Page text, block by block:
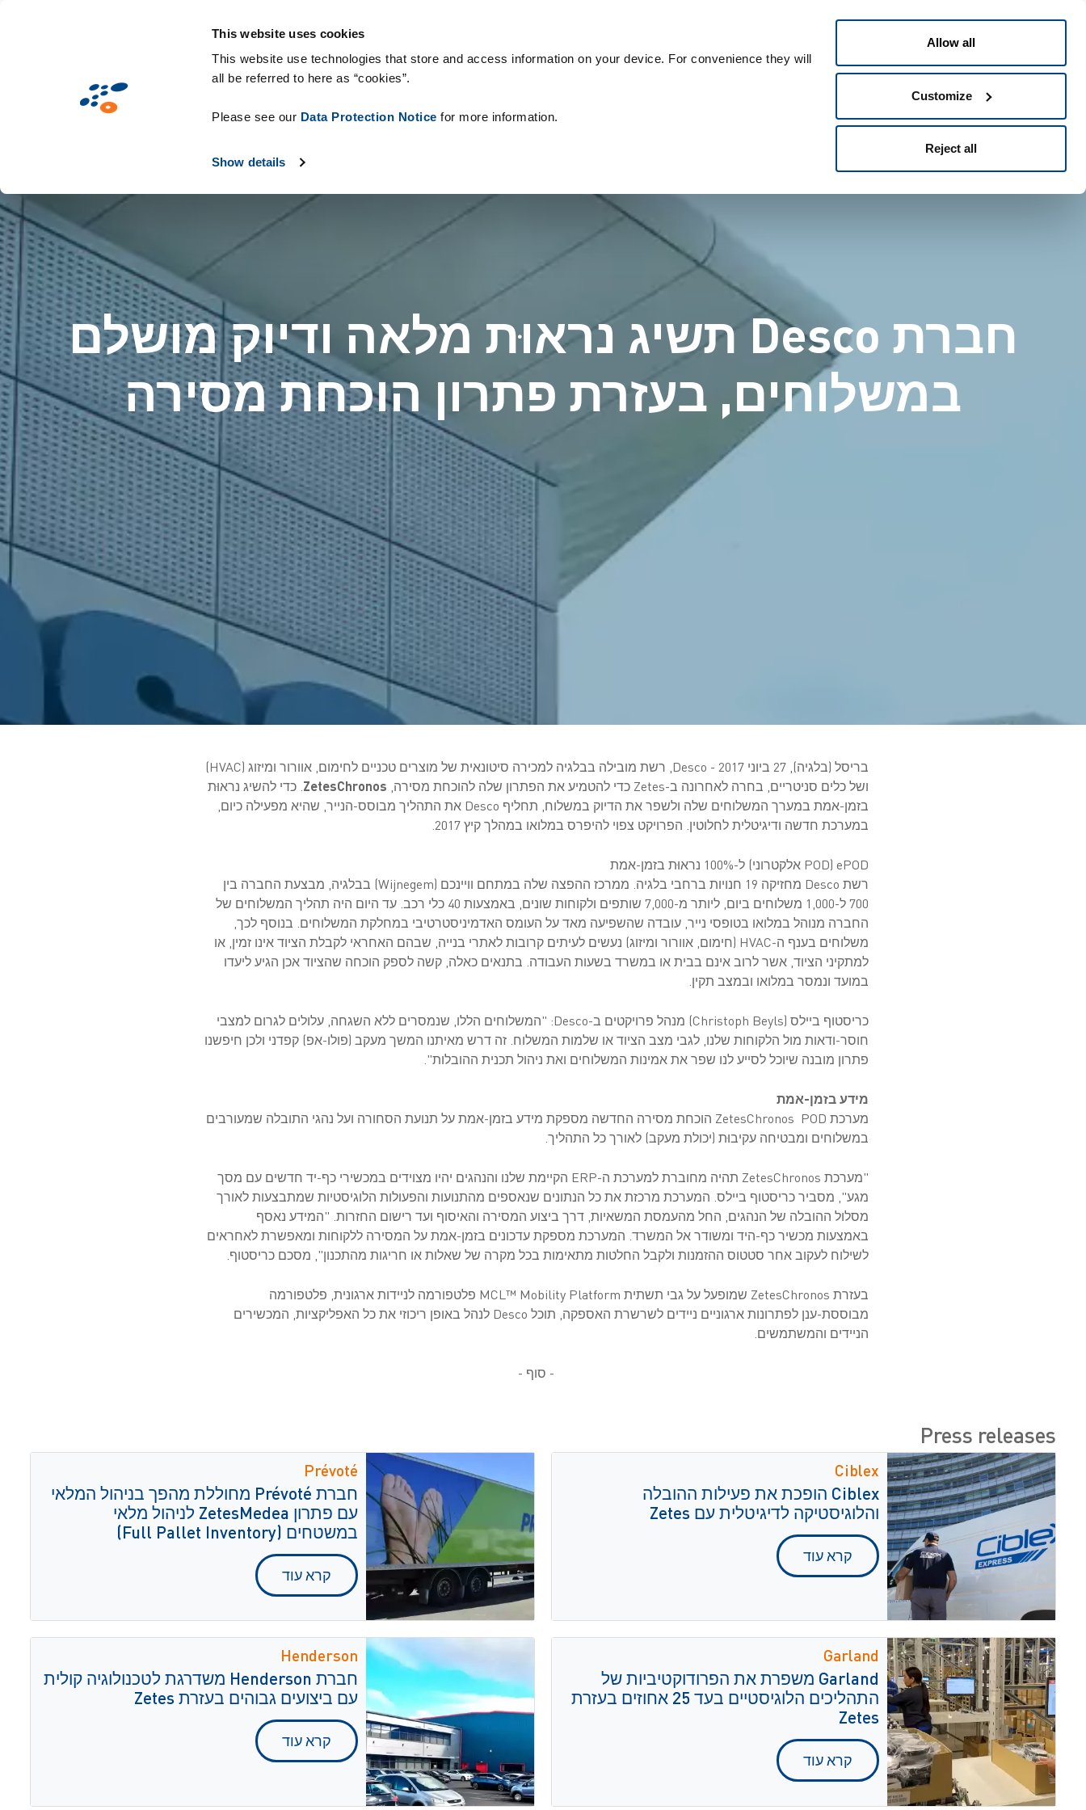
This website uses cookies
This website use technologies that store and access information on your device. For convenience they will
all be referred to here as “cookies”.
Please see our Data Protection Notice for more information.
Show details
Allow all
Customize
Reject all
העיקרי
חברת Desco תשיג נראוּת מלאה ודיוק מושלם
במשלוחים, בעזרת פתרון הוכחת מסירה
בריסל (בלגיה), 27 ביוני 2017 - Desco, רשת מובילה בבלגיה למכירה סיטונאית של מוצרים טכניים לחימום, אוורור ומיזוג (HVAC)
ושל כלים סניטריים, בחרה לאחרונה ב-Zetes כדי להטמיע את הפתרון שלה להוכחת מסירה,
ZetesChronos. כדי להשיג נראוּת
בזמן-אמת במערך המשלוחים שלה ולשפר את הדיוק במשלוח, תחליף Desco את התהליך מבוסס-הנייר, שהיא מפעילה כיום,
במערכת חדשה ודיגיטלית לחלוטין. הפרויקט צפוי להיפרס במלואו במהלך קיץ 2017.
ePOD‏ (POD אלקטרוני) ל-100% נראוּת בזמן-אמת
רשת Desco מחזיקה 19 חנויות ברחבי בלגיה. ממרכז ההפצה שלה במתחם וויינכם (Wijnegem) בבלגיה, מבצעת החברה בין
700 ל-1,000 משלוחים ביום, ליותר מ-7,000 שותפים ולקוחות שונים, באמצעות 40 כלי רכב. עד היום היה תהליך המשלוחים של
החברה מנוהל במלואו בטופסי נייר, עובדה שהשפיעה מאד על העומס האדמיניסטרטיבי במחלקת המשלוחים. בנוסף לכך,
משלוחים בענף ה-HVAC (חימום, אוורור ומיזוג) נעשים לעיתים קרובות לאתרי בנייה, שבהם האחראי לקבלת הציוד אינו זמין, או
למתקיני הציוד, אשר לרוב אינם בבית או במשרד בשעות העבודה. בתנאים כאלה, קשה לספק הוכחה שהציוד אכן הגיע ליעדו
במועד ונמסר במלואו ובמצב תקין.
כריסטוף ביילס (Christoph Beyls) מנהל פרויקטים ב-Desco: "המשלוחים הללו, שנמסרים ללא השגחה, עלולים לגרום למצבי
חוסר-ודאות מול הלקוחות שלנו, לגבי מצב הציוד או שלמות המשלוח. זה דרש מאיתנו המשך מעקב (פולו-אפ) קפדני ולכן חיפשנו
פתרון מובנה שיוכל לסייע לנו שפר את אמינות המשלוחים ואת ניהול תכנית ההובלות".
מידע בזמן-אמת
מערכת ZetesChronos POD הוכחת מסירה החדשה מספקת מידע בזמן-אמת על תנועת הסחורה ועל נהגי התובלה שמעורבים
במשלוחים ומבטיחה עקיבוּת (יכולת מעקב) לאורך כל התהליך.
"מערכת ZetesChronos תהיה מחוברת למערכת ה-ERP הקיימת שלנו והנהגים יהיו מצוידים במכשירי כף-יד חדשים עם מסך
מגע", מסביר כריסטוף ביילס. המערכת מרכזת את כל הנתונים שנאספים מהתנועות והפעולות הלוגיסטיות שמתבצעות לאורך
מסלול ההובלה של הנהגים, החל מהעמסת המשאיות, דרך ביצוע המסירה והאיסוף ועד רישום החזרות. "המידע נאסף
באמצעות מכשיר כף-היד ומשודר אל המשרד. המערכת מספקת עדכונים בזמן-אמת על המסירה ללקוחות ומאפשרת לאחראים
לשילוח לעקוב אחר סטטוס ההזמנות ולקבל החלטות מתאימות בכל מקרה של שאלות או חריגות מהתכנון", מסכם כריסטוף.
בעזרת ZetesChronos שמופעל על גבי תשתית MCL™ Mobility Platform פלטפורמה לניידות ארגונית, פלטפורמה
מבוססת-ענן לפתרונות ארגוניים ניידים לשרשרת האספקה, תוכל Desco לנהל באופן ריכוזי את כל האפליקציות, המכשירים
הניידים והמשתמשים.
- סוף -
Press releases
Ciblex
Ciblex הופכת את פעילות ההובלה
והלוגיסטיקה לדיגיטלית עם Zetes
קרא עוד
Prévoté
חברת Prévoté מחוללת מהפך בניהול המלאי
עם פתרון ZetesMedea לניהול מלאי
במשטחים (Full Pallet Inventory)
קרא עוד
Garland
Garland משפרת את הפרודוקטיביות של
התהליכים הלוגיסטיים בעד 25 אחוזים בעזרת
Zetes
קרא עוד
Henderson
חברת Henderson משדרגת לטכנולוגיה קולית
עם ביצועים גבוהים בעזרת Zetes
קרא עוד